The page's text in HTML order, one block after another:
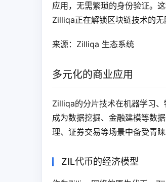
应用，无需繁琐的身份验证。
Zilliqa正在解锁区块链技术的无
来源：Zilliqa 生态系统
多元化的商业应用
Zilliqa的分片技术在机器学习
成为数据挖掘、金融建模等数
理、证券交易等场景中备受青睐
ZIL代币的经济模型